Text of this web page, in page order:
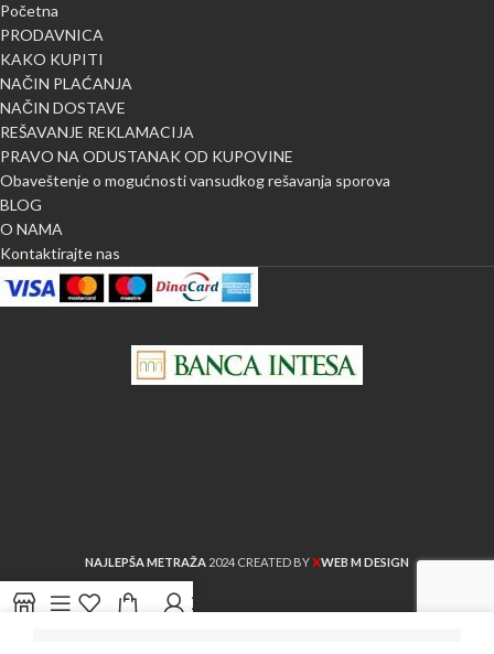
Početna
PRODAVNICA
KAKO KUPITI
NAČIN PLAĆANJA
NAČIN DOSTAVE
REŠAVANJE REKLAMACIJA
PRAVO NA ODUSTANAK OD KUPOVINE
Obaveštenje o mogućnosti vansudkog rešavanja sporova
BLOG
O NAMA
Kontaktirajte nas
NAJLEPŠA METRAŽA 2024 CREATED BYXWEB M DESIGN